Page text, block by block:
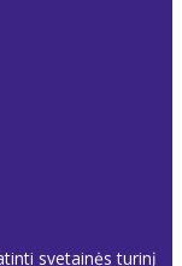
svetainės turinį